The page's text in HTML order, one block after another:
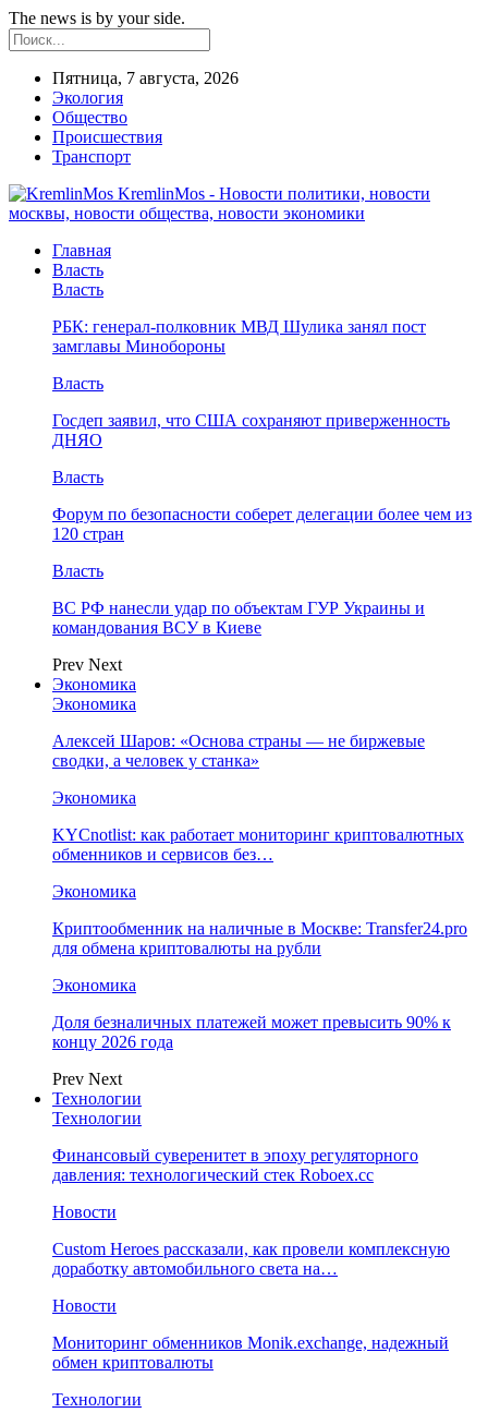
The news is by your side.
Пятница, 7 августа, 2026
Экология
Общество
Происшествия
Транспорт
KremlinMos - Новости политики, новости
москвы, новости общества, новости экономики
Главная
Власть
Власть
РБК: генерал-полковник МВД Шулика занял пост
замглавы Минобороны
Власть
Госдеп заявил, что США сохраняют приверженность
ДНЯО
Власть
Форум по безопасности соберет делегации более чем из
120 стран
Власть
ВС РФ нанесли удар по объектам ГУР Украины и
командования ВСУ в Киеве
Prev Next
Экономика
Экономика
Алексей Шаров: «Основа страны — не биржевые
сводки, а человек у станка»
Экономика
KYCnotlist: как работает мониторинг криптовалютных
обменников и сервисов без…
Экономика
Криптообменник на наличные в Москве: Transfer24.pro
для обмена криптовалюты на рубли
Экономика
Доля безналичных платежей может превысить 90% к
концу 2026 года
Prev Next
Технологии
Технологии
Финансовый суверенитет в эпоху регуляторного
давления: технологический стек Roboex.cc
Новости
Custom Heroes рассказали, как провели комплексную
доработку автомобильного света на…
Новости
Мониторинг обменников Monik.exchange, надежный
обмен криптовалюты
Технологии